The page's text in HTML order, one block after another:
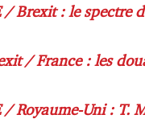
/ Brexit : le spectre
/ France : les
/ Royaume-Uni : T.